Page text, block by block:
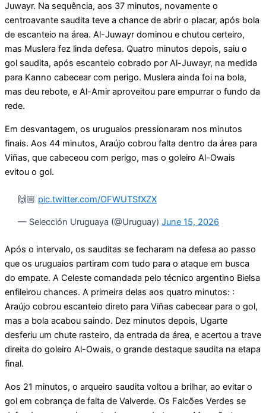
Juwayr. Na sequência, aos 37 minutos, novamente o
centroavante saudita teve a chance de abrir o placar, após bola
de escanteio na área. Al-Juwayr dominou e chutou certeiro,
mas Muslera fez linda defesa. Quatro minutos depois, saiu o
gol saudita, após escanteio cobrado por Al-Juwayr, na medida
para Kanno cabecear com perigo. Muslera ainda foi na bola,
mas deu rebote, e Al-Amir aproveitou pare empurrar o fundo da
rede.
Em desvantagem, os uruguaios pressionaram nos minutos
finais. Aos 44 minutos, Araújo cobrou falta dentro da área para
Viñas, que cabeceou com perigo, mas o goleiro Al-Owais
evitou o gol.
🙌🏼 pic.twitter.com/OFWUTSfXZX
— Selección Uruguaya (@Uruguay) June 15, 2026
Após o intervalo, os sauditas se fecharam na defesa ao passo
que os uruguaios partiram com tudo para o ataque em busca
do empate. A Celeste comandada pelo técnico argentino Bielsa
enfileirou chances. A primeira delas aos quatro minutos: :
Araújo cobrou escanteio direto para Viñas cabecear para o gol,
mas a bola acabou saindo. Dez minutos depois, Ugarte
desferiu um chute rasteiro, da entrada da área, e acertou a trave
direita do goleiro Al-Owais, o grande destaque saudita na etapa
final.
Aos 21 minutos, o arqueiro saudita voltou a brilhar, ao evitar o
gol em cobrança de falta de Valverde. Os Falcões Verdes se